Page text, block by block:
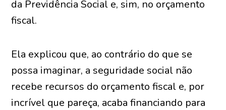
da Previdência Social e, sim, no orçamento
fiscal.
Ela explicou que, ao contrário do que se
possa imaginar, a seguridade social não
recebe recursos do orçamento fiscal e, por
incrível que pareça, acaba financiando para